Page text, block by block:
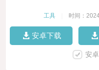
工具 时间：
安卓下载
安